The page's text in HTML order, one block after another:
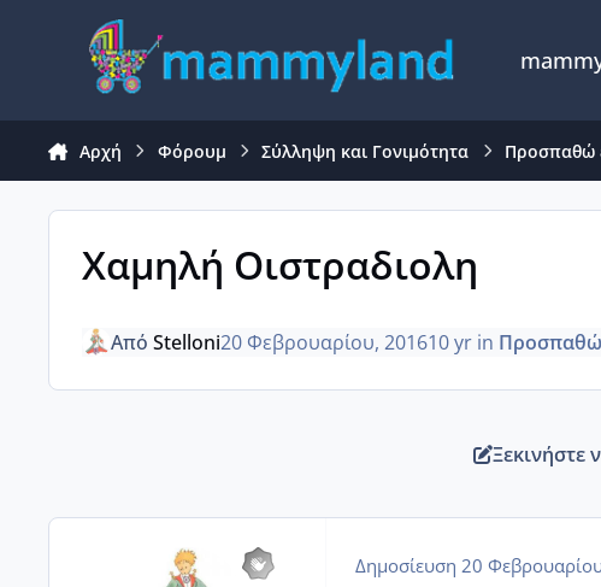
Μετάβαση σε περιεχόμενο
Αρχή Φόρουμ Σύλληψη και Γονιμότητα Προσπαθώ
Χαμηλή Οιστραδιολη
ΑπόStelloni20 Φεβρουαρίου, 201610 yr in Προσπαθώ
Ξεκινήστε
Δημοσίευση 20